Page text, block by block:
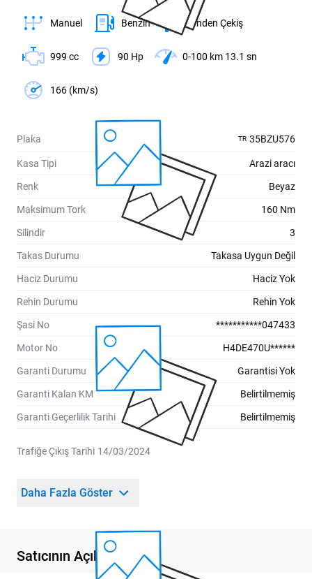
Manuel Benzin Önden Çekiş
999 cc 90 Hp 0-100 km 13.1 sn
166 (km/s)
Plaka TR 35BZU576
Kasa Tipi Arazi aracı
Renk Beyaz
Maksimum Tork 160 Nm
Silindir 3
Takas Durumu Takasa Uygun Değil
Haciz Durumu Haciz Yok
Rehin Durumu Rehin Yok
Şasi No ***********047433
Motor No H4DE470U******
Garanti Durumu Garantisi Yok
Garanti Kalan KM Belirtilmemiş
Garanti Geçerlilik Tarihi Belirtilmemiş
Trafiğe Çıkış Tarihi 14/03/2024
Daha Fazla Göster
Satıcının Açıklaması